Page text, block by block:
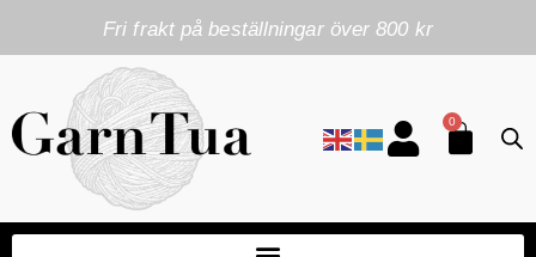
Fri frakt på beställningar över 800 kr
0